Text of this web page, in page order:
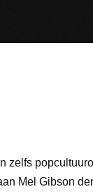
zelfs
Mel Gibson